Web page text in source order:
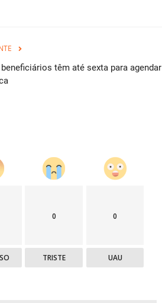
têm até sexta para agendar
0
TRISTE
0
UAU